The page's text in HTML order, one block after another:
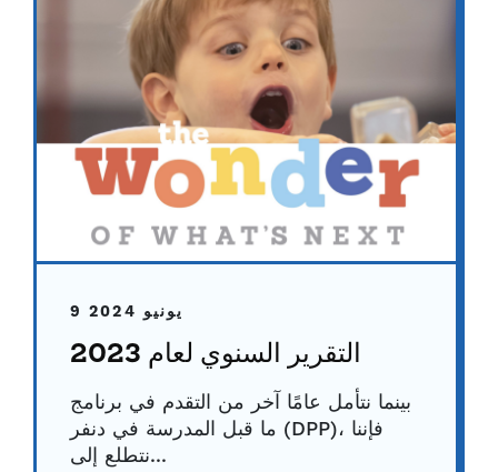
9 يونيو 2024
التقرير السنوي لعام 2023
بينما نتأمل عامًا آخر من التقدم في برنامج
ما قبل المدرسة في دنفر (DPP)، فإننا
نتطلع إلى...